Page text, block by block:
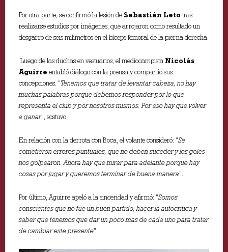
Por otra parte, se confirmó la lesión de Sebastián Leto tras
realizarse estudios por imágenes, que arrojaron como resultado un
desgarro de seis milímetros en el bíceps femoral de la pierna derecha.
Luego de las duchas en vestuarios, el mediocampista Nicolás
Aguirre entabló diálogo con la prensa y compartió sus
concepciones. “Tenemos que tratar de levantar cabeza, no hay
muchas palabras porque debemos responder por lo que
representa el club y por nosotros mismos. Por eso hay que volver
a ganar”, sostuvo.
En relación con la derrota con Boca, el volante consideró: “Se
cometieron errores puntuales, que no deben suceder y los goles
nos golpearon. Ahora hay que mirar para adelante porque hay
cosas por jugar y queremos terminar de buena manera”.
Por último, Aguirre apeló a la sinceridad y afirmó: “Somos
conscientes que no fue un buen partido, hacer la autocritica y
saber que tenemos que dar un poco mas de cada uno para tratar
de cambiar este presente”.